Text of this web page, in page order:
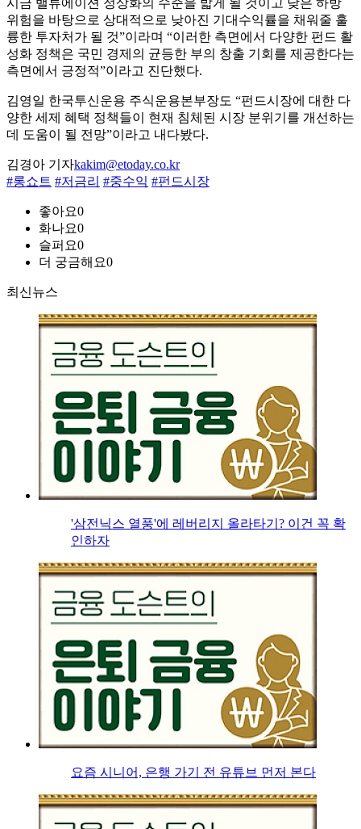
시금 밸류에이션 정상화의 수준을 밟게 될 것이고 낮은 하방
위험을 바탕으로 상대적으로 낮아진 기대수익률을 채워줄 훌
륭한 투자처가 될 것”이라며 “이러한 측면에서 다양한 펀드 활
성화 정책은 국민 경제의 균등한 부의 창출 기회를 제공한다는
측면에서 긍정적”이라고 진단했다.
김영일 한국투신운용 주식운용본부장도 “펀드시장에 대한 다
양한 세제 혜택 정책들이 현재 침체된 시장 분위기를 개선하는
데 도움이 될 전망”이라고 내다봤다.
김경아 기자kakim@etoday.co.kr
#롱쇼트 #저금리 #중수익 #펀드시장
좋아요0
화나요0
슬퍼요0
더 궁금해요0
최신뉴스
'삼전닉스 열풍'에 레버리지 올라타기? 이건 꼭 확
인하자
요즘 시니어, 은행 가기 전 유튜브 먼저 본다